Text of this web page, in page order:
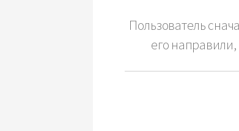
Пользователь
его направили,